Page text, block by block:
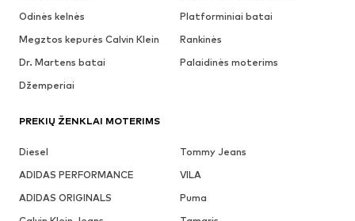
Odinės kelnės
Platforminiai batai
Megztos kepurės Calvin Klein
Rankinės
Dr. Martens batai
Palaidinės moterims
Džemperiai
PREKIŲ ŽENKLAI MOTERIMS
Diesel
Tommy Jeans
ADIDAS PERFORMANCE
VILA
ADIDAS ORIGINALS
Puma